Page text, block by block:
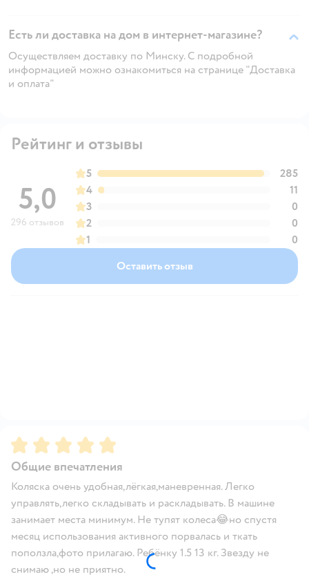
Есть ли доставка на дом в интернет-магазине?
Осуществляем доставку по Минску. С подробной
информацией можно ознакомиться на странице "Доставка
и оплата"
Рейтинг и отзывы
5,0
296 отзывов
5
285
4
11
3
0
2
0
1
0
Оставить отзыв
Рейтинг:5
Общие впечатления
Коляска очень удобная,лёгкая,маневренная. Легко
управлять,легко складывать и раскладывать. В машине
занимает места минимум. Не тупят колеса😂но спустя
месяц использования активного порвалась и ткать
поползла,фото прилагаю. Ребёнку 1.5 13 кг. Звезду не
снимаю ,но не приятно.